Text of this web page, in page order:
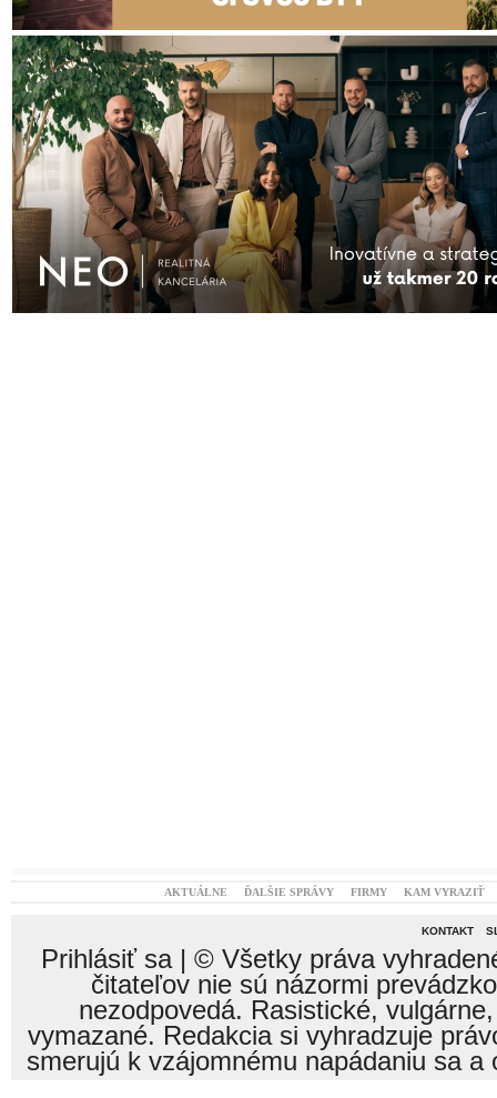
AKTUÁLNE ĎALŠIE SPRÁVY FIRMY KAM VYRAZIŤ
KONTAKT
Prihlásiť sa| © Všetky práva
čitateľov nie sú názormi
nezodpovedá. Rasistické,
vymazané. Redakcia si vyhradzuje
smerujú k vzájomnému napádaniu sa